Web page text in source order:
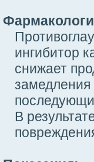
ингибитор
снижает
замедления
В